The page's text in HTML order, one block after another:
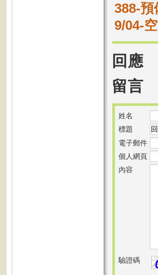
388-
9/04-
回應
留言
姓名
標題
電子郵件
個人網頁
內容
驗證碼